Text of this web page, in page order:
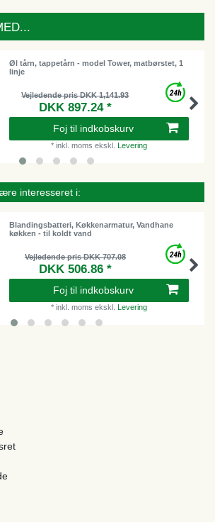
Øl tårn, tappetårn - model Tower, matbørstet, 1
linje
Vejledende pris DKK 1,141.93
DKK 897.24 *
Foj til indkobskurv
* inkl. moms ekskl. Levering
interesseret i:
Blandingsbatteri, Køkkenarmatur, Vandhane
køkken - til koldt vand
Vejledende pris DKK 707.08
DKK 506.86 *
Foj til indkobskurv
* inkl. moms ekskl. Levering